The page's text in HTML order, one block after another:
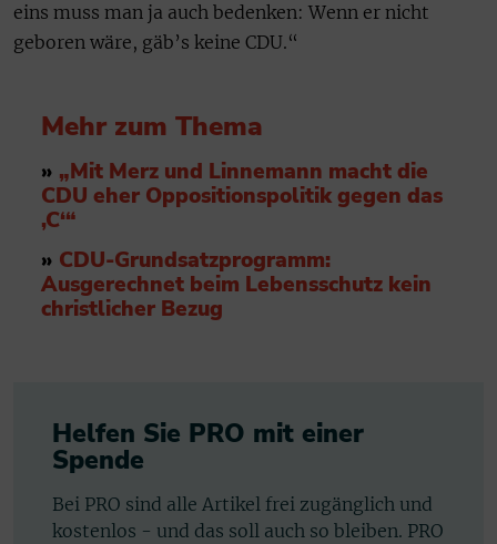
eins muss man ja auch bedenken: Wenn er nicht
geboren wäre, gäb’s keine CDU.“
Mehr zum Thema
» „Mit Merz und Linnemann macht die
CDU eher Oppositionspolitik gegen das
‚C‘“
» CDU-Grundsatzprogramm:
Ausgerechnet beim Lebensschutz kein
christlicher Bezug
Helfen Sie PRO mit einer
Spende
Bei PRO sind alle Artikel frei zugänglich und
kostenlos - und das soll auch so bleiben. PRO